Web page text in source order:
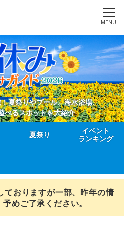
MENU
夏祭りやプール、海水浴場、
べるスポットを大紹介
夏祭り
イベント
ランキング
ておりますが一部、昨年の情
めご了承ください。